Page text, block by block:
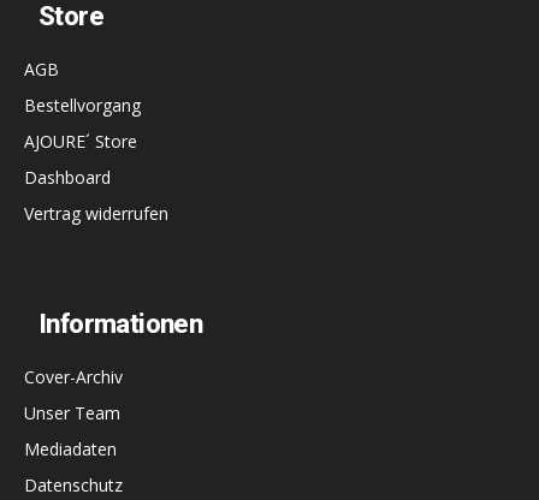
Store
AGB
Bestellvorgang
AJOURE´ Store
Dashboard
Vertrag widerrufen
Informationen
Cover-Archiv
Unser Team
Mediadaten
Datenschutz